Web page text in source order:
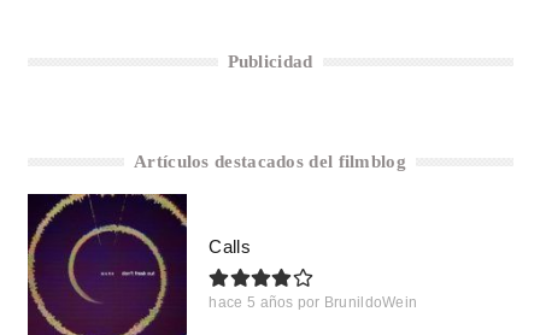
Publicidad
Artículos destacados del filmblog
Calls
hace 5 años por BrunildoWein